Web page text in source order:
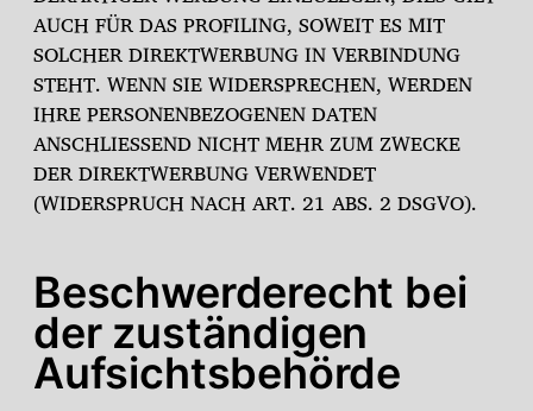
AUCH FÜR DAS PROFILING, SOWEIT ES MIT
SOLCHER DIREKTWERBUNG IN VERBINDUNG
STEHT. WENN SIE WIDERSPRECHEN, WERDEN
IHRE PERSONENBEZOGENEN DATEN
ANSCHLIESSEND NICHT MEHR ZUM ZWECKE
DER DIREKTWERBUNG VERWENDET
(WIDERSPRUCH NACH ART. 21 ABS. 2 DSGVO).
Beschwerde­recht bei
der zuständigen
Aufsichts­behörde